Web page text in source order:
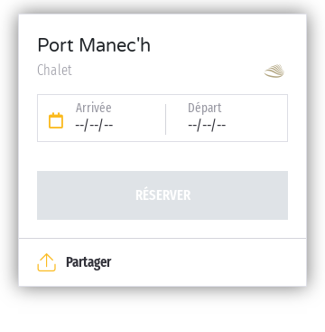
Port Manec'h
Chalet
Arrivée
--/--/--
Départ
--/--/--
RÉSERVER
Partager